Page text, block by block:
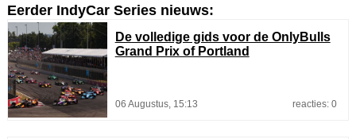
Eerder IndyCar Series nieuws:
De volledige gids voor de OnlyBulls
Grand Prix of Portland
06 Augustus, 15:13 reacties: 0